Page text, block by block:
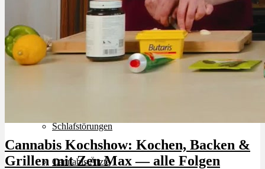
Angststörungen
Chronische Migräne
Schlafstörungen
Cannabis Ärzte
Cannabis Kochshow: Kochen, Backen &
Grillen mit Zen Max — alle Folgen